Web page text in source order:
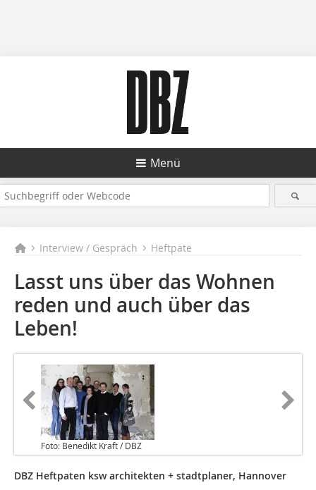
Menü
Interview / Gespräch Heftpate
Lasst uns über das Wohnen
reden und auch über das
Leben!
Foto: Benedikt Kraft / DBZ
DBZ Heftpaten ksw architekten + stadtplaner, Hannover